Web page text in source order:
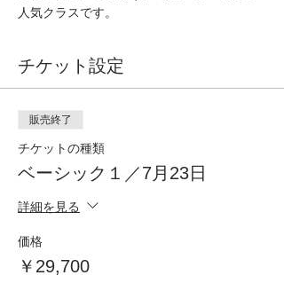
人気クラスです。
チケット設定
販売終了
チケットの種類
ベーシック１／7月23日
詳細を見る
価格
￥29,700